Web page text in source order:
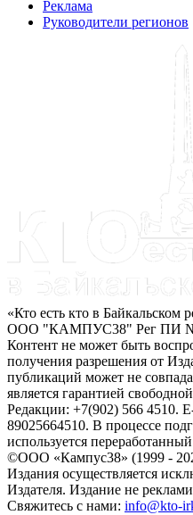
Реклама
Руководители регионов
«Кто есть кто в Байкальском
ООО "КАМПУС38" Рег ПИ №
Контент не может быть
получения разрешения от
публикаций может не
является гарантией
Редакции: +7(902) 566 4510.
89025664510. В процессе
используется
©ООО «Кампус38» (1999 -
Издания осуществляется
Издателя. Издание не
Свяжитесь с нами: info@kto-